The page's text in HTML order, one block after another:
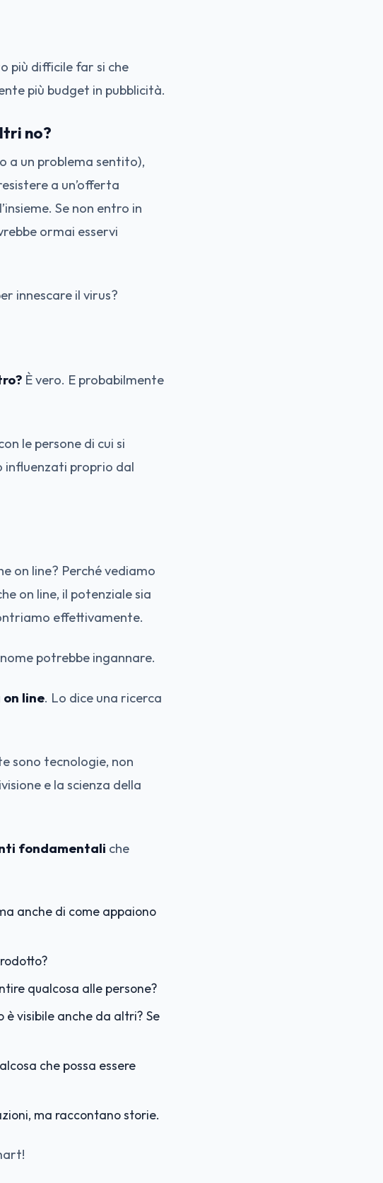
più difficile far si che
più budget in pubblicità.
no?
a un problema sentito),
a un’offerta
Se non entro in
ormai esservi
innescare il virus?
È vero. E probabilmente
le persone di cui si
influenzati proprio dal
on line? Perché vediamo
on line, il potenziale sia
effettivamente.
potrebbe ingannare.
on line. Lo dice una ricerca
sono tecnologie, non
e la scienza della
fondamentali che
anche di come appaiono
qualcosa alle persone?
visibile anche da altri? Se
che possa essere
ma raccontano storie.